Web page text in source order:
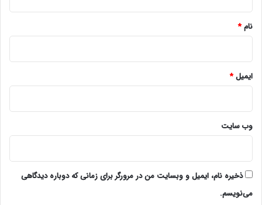
نام*
ایمیل*
وب‌ سایت
ذخیره نام، ایمیل و وبسایت من در مرورگر برای زمانی که دوباره دیدگاهی
می‌نویسم.